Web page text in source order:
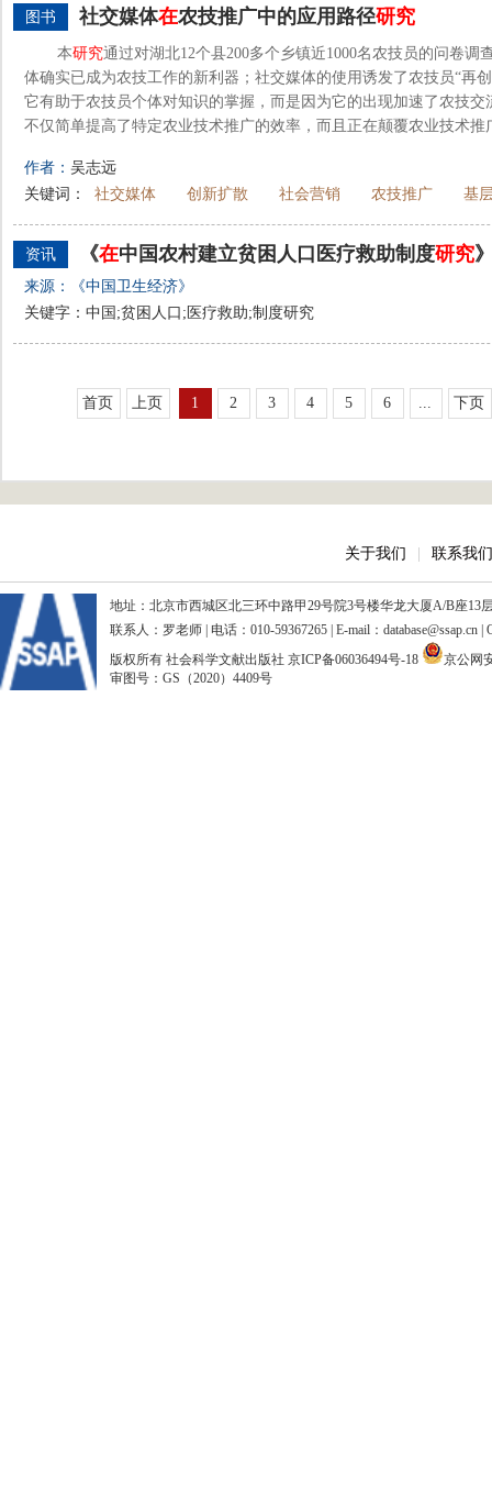
图书 社交媒体在农技推广中的应用路径研究
本研究通过对湖北12个县200多个乡镇近1000名农技员的问卷调
体确实已成为农技工作的新利器；社交媒体的使用诱发了农技员“再
它有助于农技员个体对知识的掌握，而是因为它的出现加速了农技
不仅简单提高了特定农业技术推广的效率，而且正在颠覆农业技术推
作者： 吴志远
关键词：
社交媒体 创新扩散 社会营销 农技推广 基
资讯 《在中国农村建立贫困人口医疗救助制度研究
来源：《中国卫生经济》
关键字：中国;贫困人口;医疗救助;制度研究
首页 上页 1 2 3 4 5 6 ... 下页
关于我们 联系我们
地址：北京市西城区北三环中路甲29号院3号楼华龙大厦A/B座13
联系人：罗老师 | 电话：010-59367265 | E-mail：database@ssap.cn
版权所有 社会科学文献出版社 京ICP备06036494号-18
京公网
审图号：GS（2020）4409号